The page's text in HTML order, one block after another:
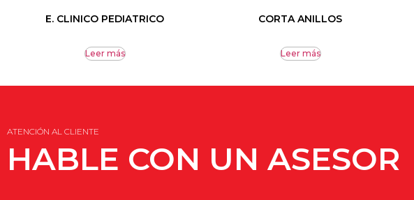
E. CLINICO PEDIATRICO
Leer más
CORTA ANILLOS
Leer más
ATENCIÓN AL CLIENTE
HABLE CON UN ASESOR